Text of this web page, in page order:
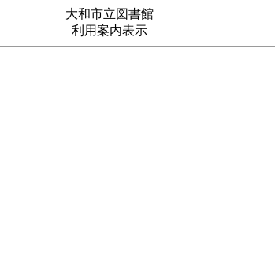
大和市立図書館
利用案内表示